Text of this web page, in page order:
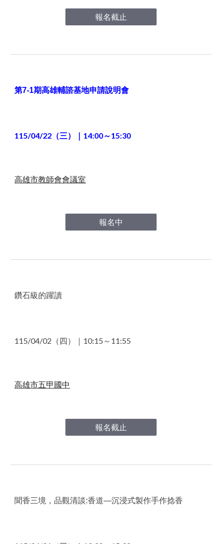
報名截止
第7-1期高雄輔諮基地申請說明會
115/04/22 （三）｜14:00～15:30
高雄市教師會會議室
報名中
鑽石級的躍讀
115/04/02 （ 四）｜10:15 ～11:55
高雄市五甲國中
報名截止
聞香三境，品觀清談:香道—沉浸式製作手作捻香